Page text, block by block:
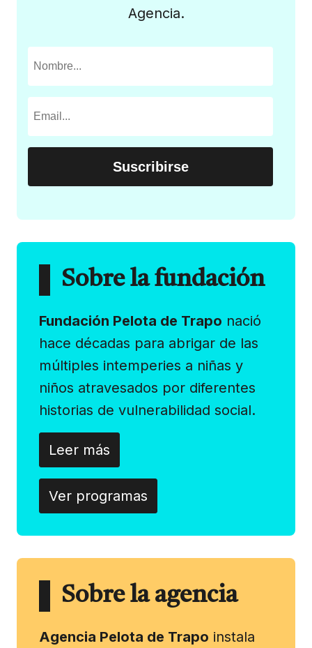
Agencia.
Sobre la fundación
Fundación Pelota de Trapo nació
hace décadas para abrigar de las
múltiples intemperies a niñas y
niños atravesados por diferentes
historias de vulnerabilidad social.
Leer más
Ver programas
Sobre la agencia
Agencia Pelota de Trapo instala